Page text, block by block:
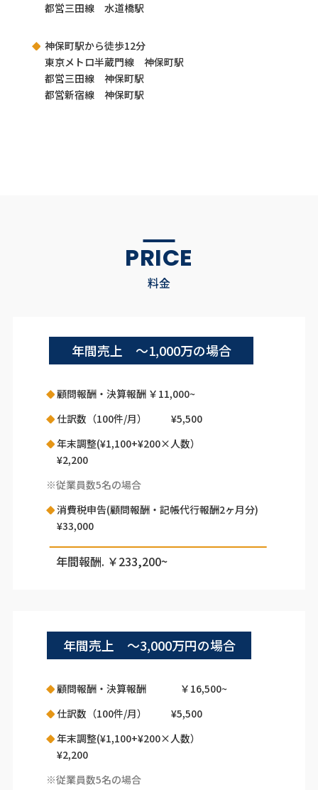
都営三田線 水道橋駅
神保町駅から徒歩12分
東京メトロ半蔵門線 神保町駅
都営三田線 神保町駅
都営新宿線 神保町駅
PRICE
料金
年間売上 〜1,000万の場合
顧問報酬・決算報酬 ￥11,000~
仕訳数（100件/月） ¥5,500
年末調整(¥1,100+¥200×人数）
¥2,200
※従業員数5名の場合
消費税申告(顧問報酬・記帳代行報酬2ヶ月分)
¥33,000
年間報酬. ￥233,200~
年間売上 ～3,000万円の場合
顧問報酬・決算報酬 ￥16,500~
仕訳数（100件/月） ¥5,500
年末調整(¥1,100+¥200×人数）
¥2,200
※従業員数5名の場合